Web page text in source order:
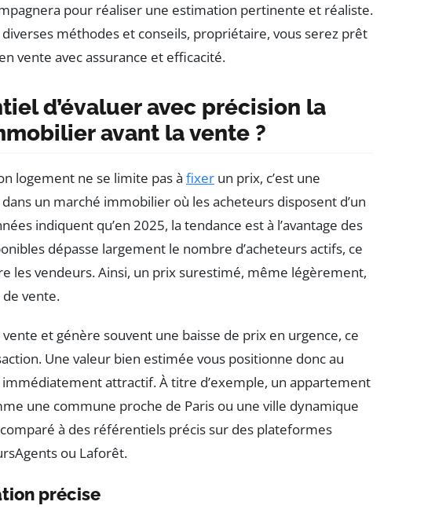
pour réaliser une estimation pertinente et réaliste.
méthodes et conseils, propriétaire, vous serez prêt
vente avec assurance et efficacité.
d’évaluer avec précision la
avant la vente ?
logement ne se limite pas à fixer un prix, c’est une
un marché immobilier où les acheteurs disposent d’un
indiquent qu’en 2025, la tendance est à l’avantage des
dépasse largement le nombre d’acheteurs actifs, ce
les vendeurs. Ainsi, un prix surestimé, même légèrement,
vente.
et génère souvent une baisse de prix en urgence, ce
Une valeur bien estimée vous positionne donc au
attractif. À titre d’exemple, un appartement
une commune proche de Paris ou une ville dynamique
à des référentiels précis sur des plateformes
ou Laforêt.
précise